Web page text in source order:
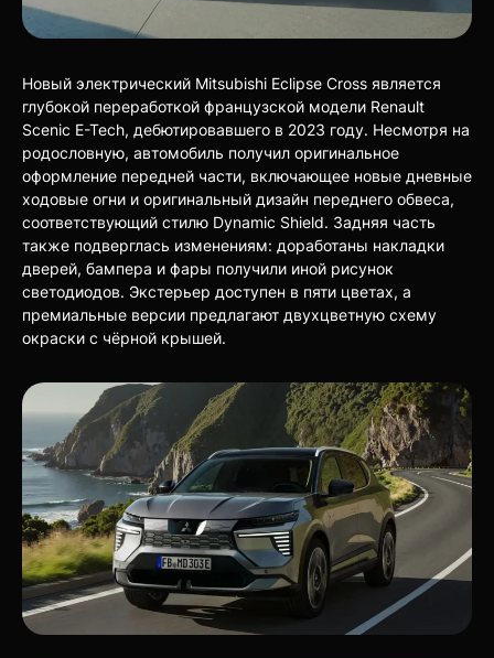
Новый электрический Mitsubishi Eclipse Cross является
глубокой переработкой французской модели Renault
Scenic E-Tech, дебютировавшего в 2023 году. Несмотря на
родословную, автомобиль получил оригинальное
оформление передней части, включающее новые дневные
ходовые огни и оригинальный дизайн переднего обвеса,
соответствующий стилю Dynamic Shield. Задняя часть
также подверглась изменениям: доработаны накладки
дверей, бампера и фары получили иной рисунок
светодиодов. Экстерьер доступен в пяти цветах, а
премиальные версии предлагают двухцветную схему
окраски с чёрной крышей.